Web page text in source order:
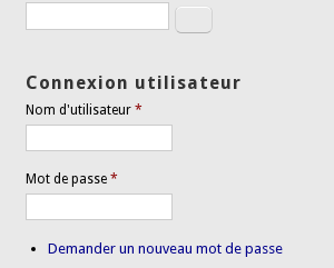
Formulaire de recherche
Rechercher
Connexion utilisateur
Nom d'utilisateur*
Mot de passe*
Demander un nouveau mot de passe